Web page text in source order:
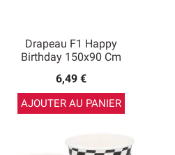
Drapeau F1 Happy
Birthday 150x90 Cm
6,49 €
AJOUTER AU PANIER